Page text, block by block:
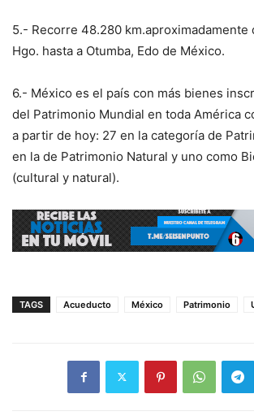
5.- Recorre 48.280 km.aproximadamente
Hgo. hasta a Otumba, Edo de México.
6.- México es el país con más bienes
del Patrimonio Mundial en toda América
a partir de hoy: 27 en la categoría de
en la de Patrimonio Natural y uno como
(cultural y natural).
TAGS Acueducto México Patrimonio